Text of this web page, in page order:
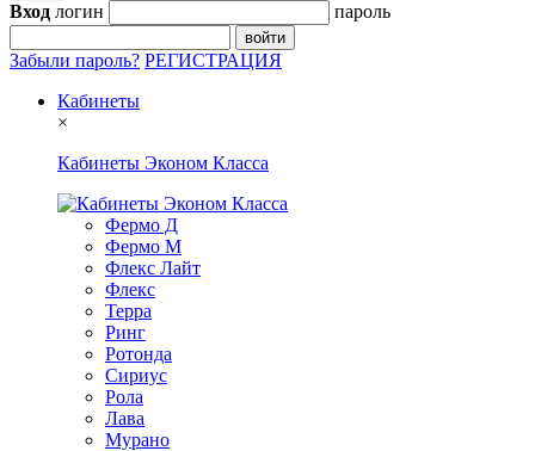
Вход логин пароль
войти
Забыли пароль? РЕГИСТРАЦИЯ
Кабинеты
×
Кабинеты Эконом Класса
Фермо Д
Фермо М
Флекс Лайт
Флекс
Терра
Ринг
Ротонда
Сириус
Рола
Лава
Мурано